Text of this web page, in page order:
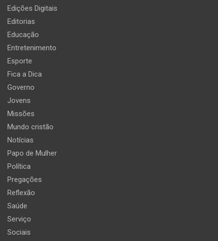
Edições Digitais
Editorias
Educação
Entretenimento
Esporte
Fica a Dica
Governo
Jovens
Missões
Mundo cristão
Notícias
Papo de Mulher
Política
Pregações
Reflexão
Saúde
Serviço
Sociais